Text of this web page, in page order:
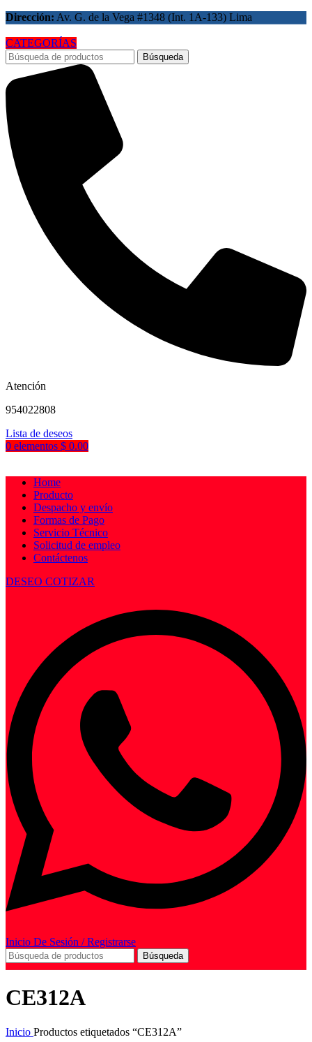
Dirección: Av. G. de la Vega #1348 (Int. 1A-133) Lima
CATEGORÍAS
Búsqueda
Atención
954022808
Lista de deseos
0 elementos $ 0.00
Home
Producto
Despacho y envío
Formas de Pago
Servicio Técnico
Solicitud de empleo
Contáctenos
DESEO COTIZAR
Inicio De Sesión / Registrarse
Búsqueda
CE312A
Inicio Productos etiquetados “CE312A”